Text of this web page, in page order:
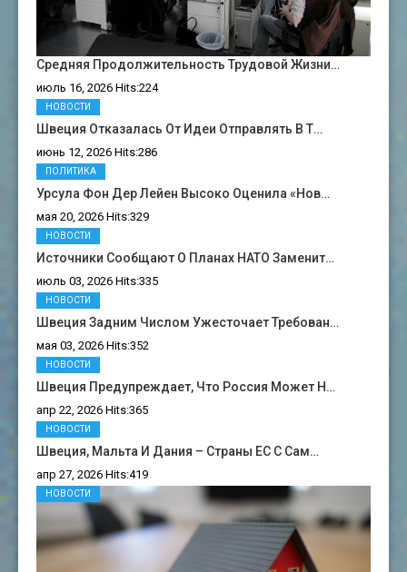
Средняя Продолжительность Трудовой Жизни…
июль 16, 2026 Hits:224
Швеция Отказалась От Идеи Отправлять В Т…
июнь 12, 2026 Hits:286
НОВОСТИ
Урсула Фон Дер Лейен Высоко Оценила «нов…
мая 20, 2026 Hits:329
ПОЛИТИКА
Источники Сообщают О Планах НАТО Заменит…
июль 03, 2026 Hits:335
НОВОСТИ
Швеция Задним Числом Ужесточает Требован…
мая 03, 2026 Hits:352
НОВОСТИ
Швеция Предупреждает, Что Россия Может Н…
апр 22, 2026 Hits:365
НОВОСТИ
Швеция, Мальта И Дания – Страны ЕС С Сам…
апр 27, 2026 Hits:419
НОВОСТИ
НОВОСТИ